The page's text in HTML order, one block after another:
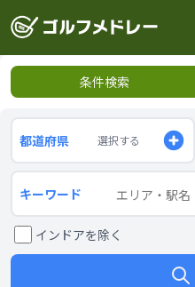
条件検索
都道府県 選択する
キーワード
インドアを除く